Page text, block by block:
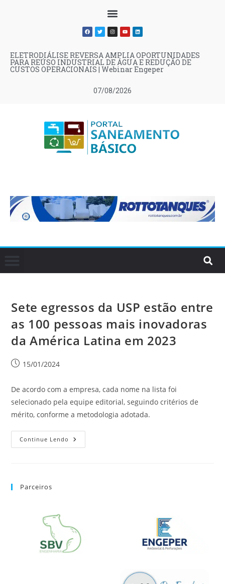
07/08/2026
ELETRODIÁLISE REVERSA AMPLIA OPORTUNIDADES
PARA REÚSO INDUSTRIAL DE ÁGUA E REDUÇÃO DE
CUSTOS OPERACIONAIS | Webinar Engeper
Sete egressos da USP estão entre
as 100 pessoas mais inovadoras
da América Latina em 2023
15/01/2024
De acordo com a empresa, cada nome na lista foi
selecionado pela equipe editorial, seguindo critérios de
mérito, conforme a metodologia adotada.
Continue Lendo
Parceiros